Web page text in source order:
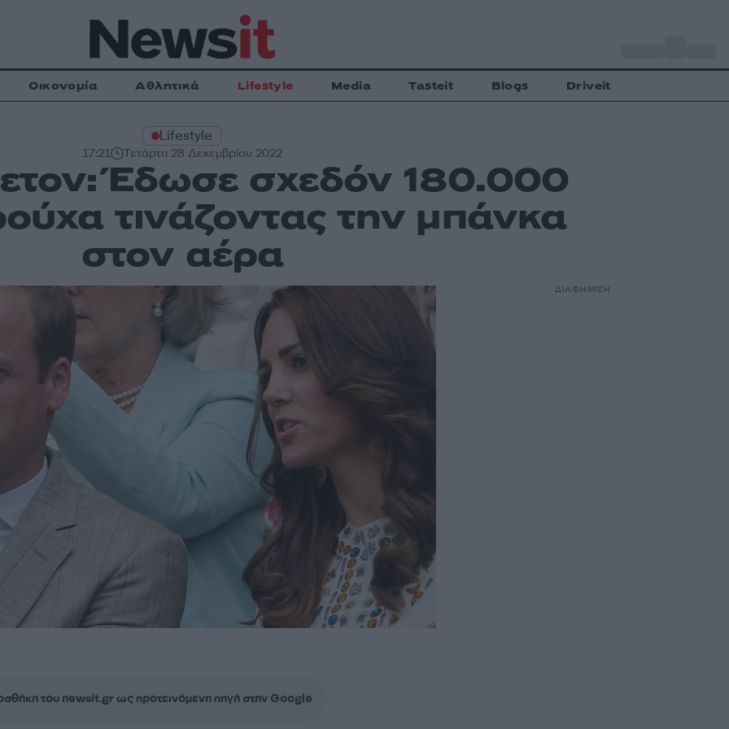
Οικονομία Αθλητικά Lifestyle Media Tasteit Blogs Driveit
Lifestyle
17:21 Τετάρτη 28 Δεκεμβρίου 2022
Έδωσε σχεδόν 180.000
τινάζοντας την μπάνκα
στον αέρα
του newsit.gr ως προτεινόμενη πηγή στην Google
ΔΙΑΦΗΜΙΣΗ